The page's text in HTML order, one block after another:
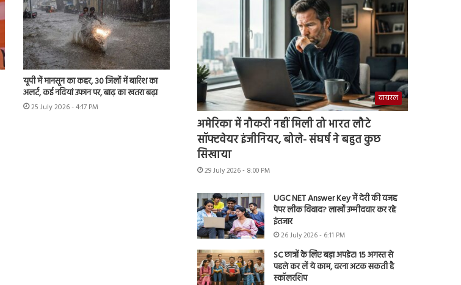
यूपी में मानसून का कहर, 30 जिलों में बारिश का
अलर्ट, कई नदियां उफान पर, बाढ़ का खतरा बढ़ा
25 July 2026 - 4:17 PM
वायरल
अमेरिका में नौकरी नहीं मिली तो भारत लौटे
सॉफ्टवेयर इंजीनियर, बोले- संघर्ष ने बहुत कुछ
सिखाया
29 July 2026 - 8:00 PM
UGC NET Answer Key में देरी की वजह
पेपर लीक विवाद? लाखों उम्मीदवार कर रहे
इंतजार
26 July 2026 - 6:11 PM
SC छात्रों के लिए बड़ा अपडेट! 15 अगस्त से
पहले कर लें ये काम, वरना अटक सकती है
स्कॉलरशिप